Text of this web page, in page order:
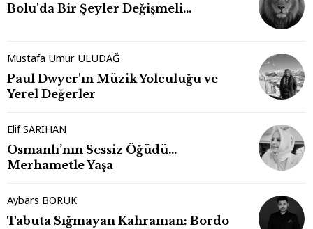
Bolu'da Bir Şeyler Değişmeli…
Mustafa Umur ULUDAĞ
Paul Dwyer'ın Müzik Yolculuğu ve
Yerel Değerler
Elif SARIHAN
Osmanlı’nın Sessiz Öğüdü…
Merhametle Yaşa
Aybars BORUK
Tabuta Sığmayan Kahraman: Bordo